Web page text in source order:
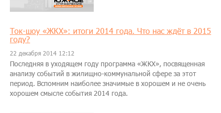
Ток-шоу «ЖКХ»: итоги 2014 года. Что нас ждёт в 2015
году?
22 декабря 2014 12:12
Последняя в уходящем году программа «ЖКХ», посвященная
анализу событий в жилищно-коммунальной сфере за этот
период. Вспомним наиболее значимые в хорошем и не очень
хорошем смысле события 2014 года.